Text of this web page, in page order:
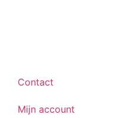
Contact
Mijn account